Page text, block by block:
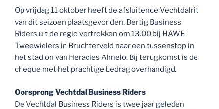
Op vrijdag 11 oktober heeft de afsluitende Vechtdalrit
van dit seizoen plaatsgevonden. Dertig Business
Riders uit de regio vertrokken om 13.00 bij HAWE
Tweewielers in Bruchterveld naar een tussenstop in
het stadion van Heracles Almelo. Bij terugkomst is de
cheque met het prachtige bedrag overhandigd.
Oorsprong Vechtdal Business Riders
De Vechtdal Business Riders is twee jaar geleden